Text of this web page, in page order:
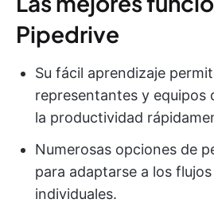
Pipedrive
Su fácil aprendizaje
representantes y equipos
la productividad
Numerosas opciones de
para adaptarse a los
individuales.